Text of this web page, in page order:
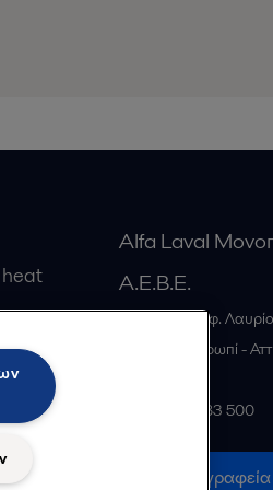
Alfa Laval
Α.Ε.Β.Ε.
20ο χλμ. Λεωφ.
Κορωπί -
+30 210 66 83 500
Όλα τα γραφεία